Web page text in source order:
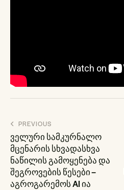
პოსტის
ნავიგაცია
PREVIOUS
ველური სამკურნალო
მცენარის სხვადასხვა
ნაწილის გამოყენება და
შეგროვების წესები –
აგროგარემოს AI ია